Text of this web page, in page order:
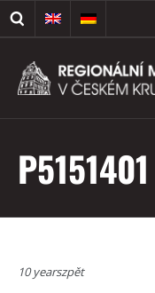
P5151401
10 yearszpět